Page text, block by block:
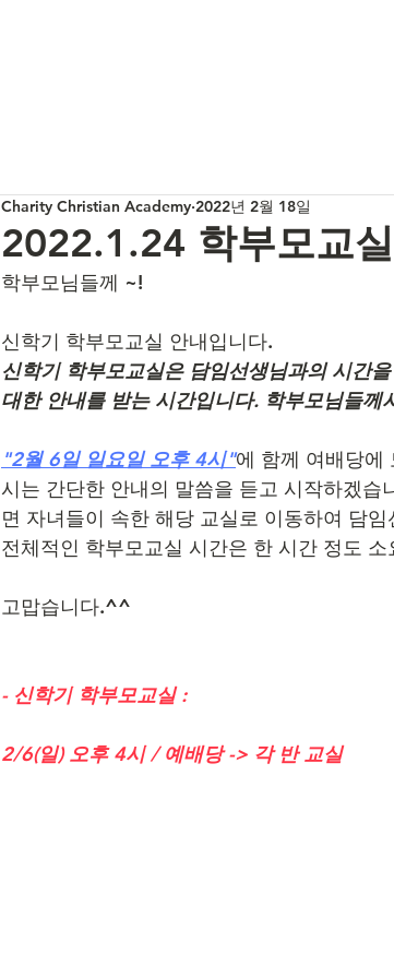
2022.1.24 학부모교실
Charity Christian Academy 2022년 2월 18일
학부모님들께 ~!
신학기 학부모교실 안내입니다.
신학기 학부모교실은 담임선생님과의 시간
대한 안내를 받는 시간입니다. 학부모님들
"2월 6일 일요일 오후 4시"에 함께 여배당에
시는 간단한 안내의 말씀을 듣고 시작하겠
면 자녀들이 속한 해당 교실로 이동하여 담
전체적인 학부모교실 시간은 한 시간 정도
고맙습니다.^^
- 신학기 학부모교실 :
2/6(일) 오후 4시 / 예배당 -> 각 반 교실